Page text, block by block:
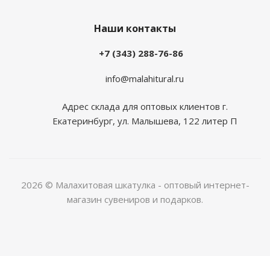
Наши контакты
+7 (343) 288-76-86
info@malahitural.ru
Адрес склада для оптовых клиентов г.
Екатеринбург, ул. Малышева, 122 литер П
2026 © Малахитовая шкатулка - оптовый интернет-
магазин сувениров и подарков.